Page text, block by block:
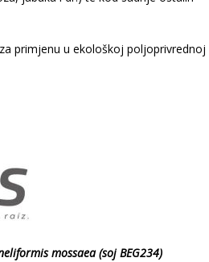
primjenu u ekološkoj poljoprivrednoj
mossaea (soj BEG234)